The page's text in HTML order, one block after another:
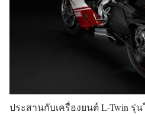
ประสานกับเครื่องยนต์ L-Twin รุ่น